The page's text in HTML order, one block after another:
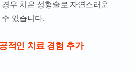
우 치은 성형술로 자연스러운
있습니다.
적인 치료 경험 추가